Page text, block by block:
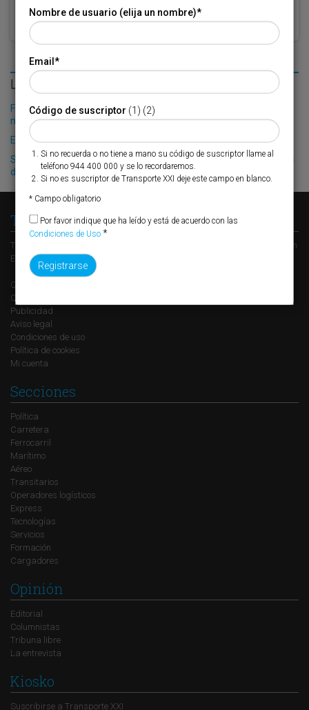
LO MÁS LEÍDO
Fribasa refuerza su logística con la puesta en marcha de una
nueva base en Vizcaya
El Puerto de Valencia crecerá en oferta ro-pax
Siport21 presenta dos nuevos proyectos durante el 49º Congreso
de Ingeniería Naval e Industria Marítima
Transporte XXI
Transporte XXI es el periódico de referencia del transporte y la logística en
España, perteneciente al Grupo XXI de Comunicación Empresarial.
Quienes somos
Contacto
Publicidad
Aviso legal
Condiciones de uso
Política de cookies
Mi cuenta
Secciones
Política
Carretera
Ferrocarril
Marítimo
Aéreo
Transitarios
Operadores logísticos
Express
Tecnologías
Servicios
Formación
Cargadores
Opinión
Editorial
Columnistas
Tribuna libre
La entrevista
Kiosko
Suscribirse a Transporte XXI
Nombre de usuario (elija un nombre)*
Email*
Código de suscriptor (1) (2)
Si no recuerda o no tiene a mano su código de suscriptor llame al
teléfono 944 400 000 y se lo recordaremos.
Si no es suscriptor de Transporte XXI deje este campo en blanco.
* Campo obligatorio
Por favor indique que ha leído y está de acuerdo con las
Condiciones de Uso *